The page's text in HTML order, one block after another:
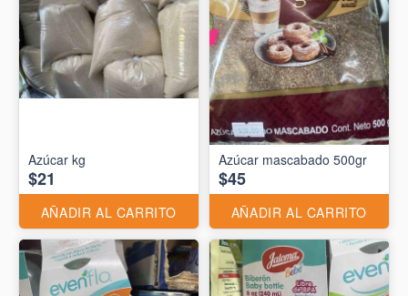
Azúcar kg
$21
AÑADIR AL CARRITO
Azúcar mascabado 500gr
$45
AÑADIR AL CARRITO